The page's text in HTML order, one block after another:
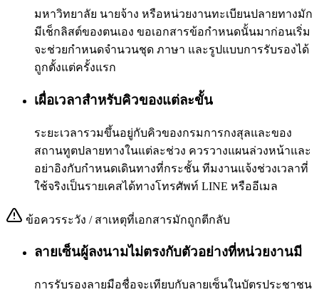
มหาวิทยาลัย นายจ้าง หรือหน่วยงานทะเบียนปลายทางมัก
มีเช็กลิสต์ของตนเอง ขอเอกสารข้อกำหนดนั้นมาก่อนเริ่ม
จะช่วยกำหนดจำนวนชุด ภาษา และรูปแบบการรับรองได้
ถูกตั้งแต่ครั้งแรก
เผื่อเวลาสำหรับคิวของแต่ละขั้น
ระยะเวลารวมขึ้นอยู่กับคิวของกรมการกงสุลและของ
สถานทูตปลายทางในแต่ละช่วง ควรวางแผนล่วงหน้าและ
อย่าอิงกับกำหนดเดินทางที่กระชั้น ทีมงานแจ้งช่วงเวลาที่
ใช้จริงเป็นรายเคสได้ทางโทรศัพท์ LINE หรืออีเมล
ข้อควรระวัง / สาเหตุที่เอกสารมักถูกตีกลับ
ลายเซ็นผู้ลงนามไม่ตรงกับตัวอย่างที่หน่วยงานมี
การรับรองลายมือชื่อจะเทียบกับลายเซ็นในบัตรประชาชน